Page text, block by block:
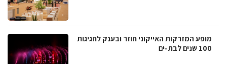
מופע המזרקות האייקוני חוזר ובענק לחגיגות
100 שנים לבת-ים